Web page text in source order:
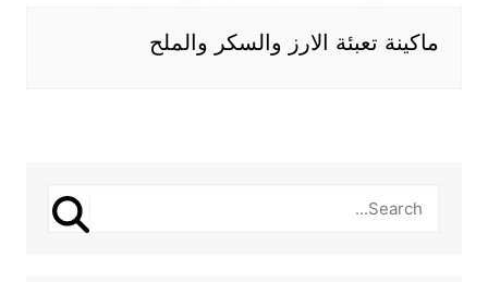
ماكينة تعبئة الارز والسكر والملح